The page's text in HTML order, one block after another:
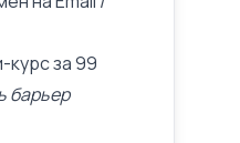
курс за 99
барьер